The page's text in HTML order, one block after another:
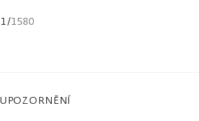
1 /1580
UPOZORNĚNÍ